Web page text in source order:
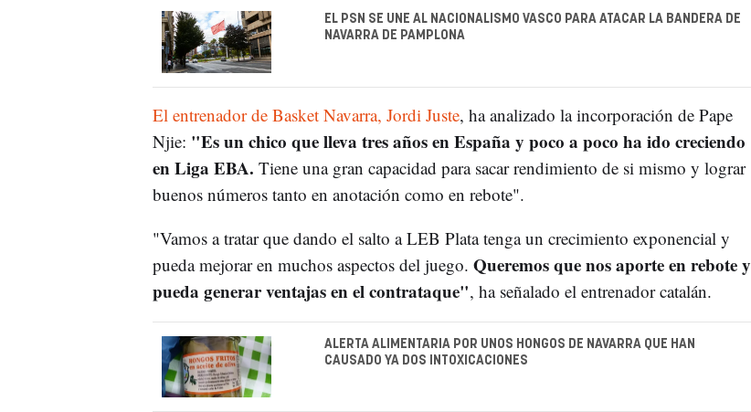
EL PSN SE UNE AL NACIONALISMO VASCO PARA ATACAR LA BANDERA DE
NAVARRA DE PAMPLONA
El entrenador de Basket Navarra, Jordi Juste, ha analizado la incorporación de Pape
Njie: "Es un chico que lleva tres años en España y poco a poco ha ido creciendo
en Liga EBA. Tiene una gran capacidad para sacar rendimiento de si mismo y lograr
buenos números tanto en anotación como en rebote".
"Vamos a tratar que dando el salto a LEB Plata tenga un crecimiento exponencial y
pueda mejorar en muchos aspectos del juego. Queremos que nos aporte en rebote y
pueda generar ventajas en el contrataque", ha señalado el entrenador catalán.
ALERTA ALIMENTARIA POR UNOS HONGOS DE NAVARRA QUE HAN
CAUSADO YA DOS INTOXICACIONES